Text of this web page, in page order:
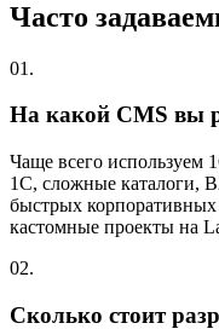
Часто
01.
На какой CMS вы
Чаще всего используем
1С, сложные каталоги,
быстрых
кастомные проекты на
02.
Сколько стоит